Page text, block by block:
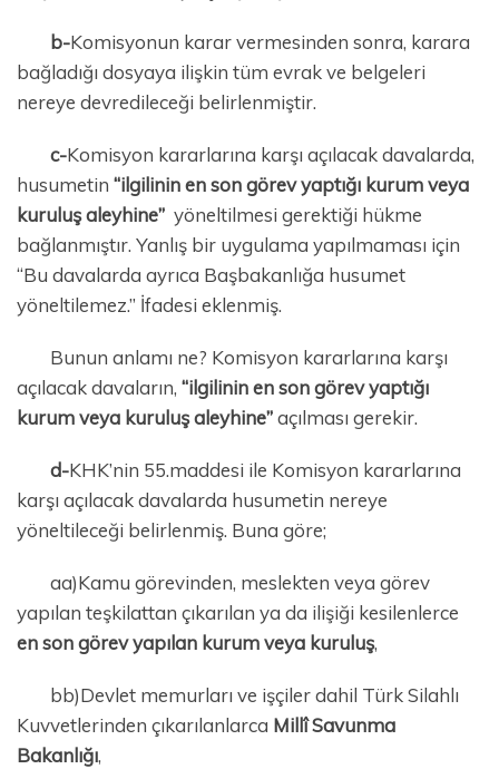
b-Komisyonun karar vermesinden sonra, karara
bağladığı dosyaya ilişkin tüm evrak ve belgeleri
nereye devredileceği belirlenmiştir.
c-Komisyon kararlarına karşı açılacak davalarda,
husumetin “ilgilinin en son görev yaptığı kurum veya
kuruluş aleyhine” yöneltilmesi gerektiği hükme
bağlanmıştır. Yanlış bir uygulama yapılmaması için
“Bu davalarda ayrıca Başbakanlığa husumet
yöneltilemez.” İfadesi eklenmiş.
Bunun anlamı ne? Komisyon kararlarına karşı
açılacak davaların, “ilgilinin en son görev yaptığı
kurum veya kuruluş aleyhine”açılması gerekir.
d-KHK’nin 55.maddesi ile Komisyon kararlarına
karşı açılacak davalarda husumetin nereye
yöneltileceği belirlenmiş. Buna göre;
aa)Kamu görevinden, meslekten veya görev
yapılan teşkilattan çıkarılan ya da ilişiği kesilenlerce
en son görev yapılan kurum veya kuruluş,
bb)Devlet memurları ve işçiler dahil Türk Silahlı
Kuvvetlerinden çıkarılanlarca Millî Savunma
Bakanlığı,